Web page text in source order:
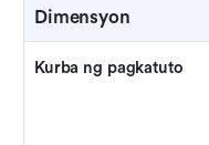
Dimensyon
Kurba ng pagkatuto